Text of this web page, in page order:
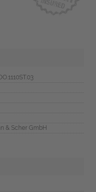
& Scher GmbH